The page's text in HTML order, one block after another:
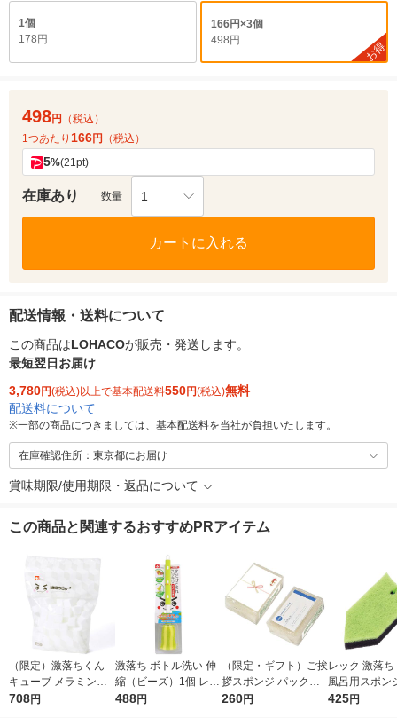
1個
178円
166円×3個
498円
お得
498円
（税込）
1つあたり 166円 （税込）
5%(21pt)
在庫あり 数量 1
カートに入れる
配送情報・送料について
この商品はLOHACOが販売・発送します。
最短翌日お届け
3,780円(税込)以上で基本配送料550円(税込)無料
配送料について
※一部の商品につきましては、基本配送料を当社が負担いたします。
在庫確認住所：東京都にお届け
賞味期限/使用期限・返品について
この商品と関連するおすすめPRアイテム
（限定）激落ちくん
キューブ メラミンス
ポンジ 大容量 1パッ
708円
激落ち ボトル洗い 伸
縮（ビーズ）1個 レッ
ク
488円
（限定・ギフト）ご挨
拶スポンジ パックス
ナチュロン キッチン
260円
レック 激落
風呂用スポン
取りバスクリ
425円